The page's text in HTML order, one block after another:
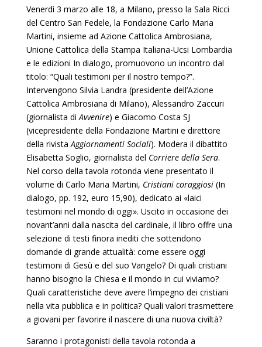
Venerdì 3 marzo alle 18, a Milano, presso la Sala Ricci
del Centro San Fedele, la Fondazione Carlo Maria
Martini, insieme ad Azione Cattolica Ambrosiana,
Unione Cattolica della Stampa Italiana-Ucsi Lombardia
e le edizioni In dialogo, promuovono un incontro dal
titolo: “Quali testimoni per il nostro tempo?”.
Intervengono Silvia Landra (presidente dell’Azione
Cattolica Ambrosiana di Milano), Alessandro Zaccuri
(giornalista diAvvenire) e Giacomo Costa SJ
(vicepresidente della Fondazione Martini e direttore
della rivistaAggiornamenti Sociali). Modera il dibattito
Elisabetta Soglio, giornalista del Corriere della Sera.
Nel corso della tavola rotonda viene presentato il
volume di Carlo Maria Martini, Cristiani coraggiosi(In
dialogo, pp. 192, euro 15,90), dedicato ai «laici
testimoni nel mondo di oggi». Uscito in occasione dei
novant’anni dalla nascita del cardinale, il libro offre una
selezione di testi finora inediti che sottendono
domande di grande attualità: come essere oggi
testimoni di Gesù e del suo Vangelo? Di quali cristiani
hanno bisogno la Chiesa e il mondo in cui viviamo?
Quali caratteristiche deve avere l’impegno dei cristiani
nella vita pubblica e in politica? Quali valori trasmettere
a giovani per favorire il nascere di una nuova civiltà?
Saranno i protagonisti della tavola rotonda a